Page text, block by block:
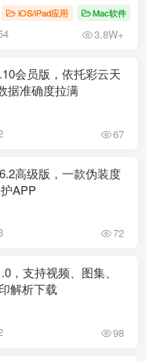
iOS/iPad应用 Mac软件
3.8W+
会员版，依托彩云天
据准确度拉满
67
高级版，一款伪装度
APP
72
，支持视频、图集、
解析下载
98